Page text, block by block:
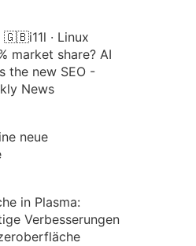
🇬🇧i11l · Linux
market share? AI
the new SEO -
News
neue
in Plasma:
Verbesserungen